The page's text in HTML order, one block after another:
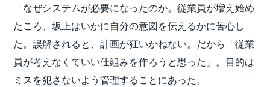
「なぜシステムが必要になったのか。従業員が増え始め
たころ、坂上はいかに自分の意図を伝えるかに苦心し
た。誤解されると、計画が狂いかねない。だから「従業
員が考えなくていい仕組みを作ろうと思った」。目的は
ミスを犯さないよう管理することにあった。